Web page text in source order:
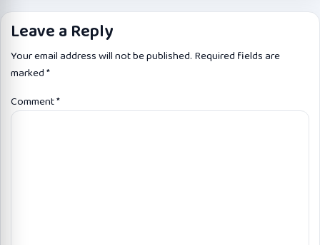
Leave a Reply
Your email address will not be published. Required fields are
marked*
Comment*